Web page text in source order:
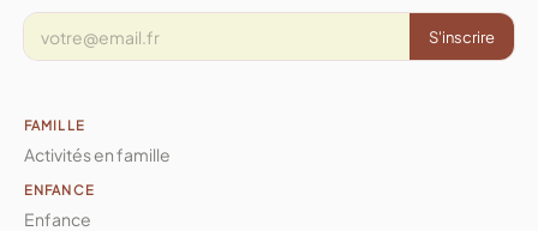
S'inscrire
FAMILLE
Activités en famille
ENFANCE
Enfance